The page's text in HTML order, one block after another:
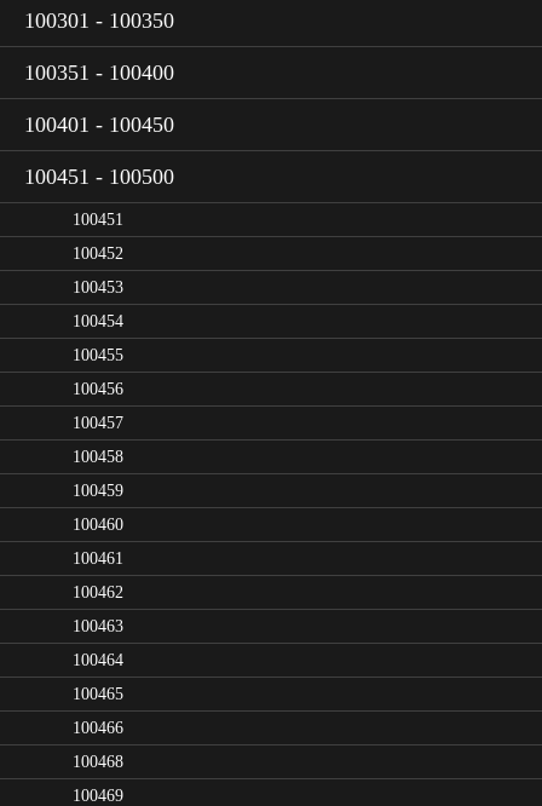
100301 - 100350
100351 - 100400
100401 - 100450
100451 - 100500
100451
100452
100453
100454
100455
100456
100457
100458
100459
100460
100461
100462
100463
100464
100465
100466
100468
100469